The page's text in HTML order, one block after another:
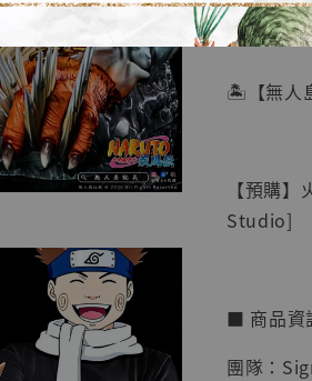
NT$
🏝【無人
【預購
Studio]
■ 商品資
團隊：